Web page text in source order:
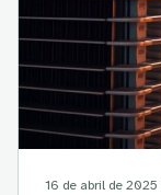
16 de abril de 2025